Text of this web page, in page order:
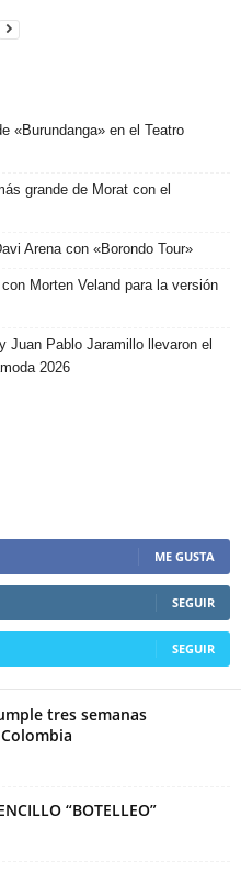
«Burundanga» en el Teatro
grande de Morat con el
Arena con «Borondo Tour»
Morten Veland para la versión
Juan Pablo Jaramillo llevaron el
2026
ME GUSTA
SEGUIR
SEGUIR
tres semanas
“BOTELLEO”